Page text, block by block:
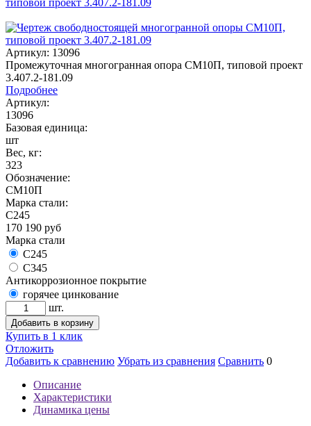
Артикул: 13096
Промежуточная многогранная опора СМ10П, типовой проект
3.407.2-181.09
Подробнее
Артикул:
13096
Базовая единица:
шт
Вес, кг:
323
Обозначение:
СМ10П
Марка стали:
С245
170 190 руб
Марка стали
С245
С345
Антикоррозионное покрытие
горячее цинкование
шт.
Добавить в корзину
Купить в 1 клик
Отложить
Добавить к сравнению Убрать из сравнения Сравнить 0
Описание
Характеристики
Динамика цены